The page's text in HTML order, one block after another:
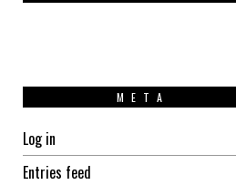
META
Log in
Entries feed